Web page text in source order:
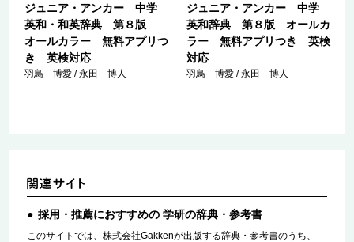
ジュニア・アンカー 中学
英和・和英辞典 第８版
オールカラー 無料アプリつ
き 英検対応
羽鳥 博愛 / 永田 博人
ジュニア・アンカー 中学
英和辞典 第８版 オールカ
ラー 無料アプリつき 英検
対応
羽鳥 博愛 / 永田 博人
採用・推薦におすすめの 学研の辞典・参考書
このサイトでは、株式会社Gakkenが出版する辞典・参考書のうち、